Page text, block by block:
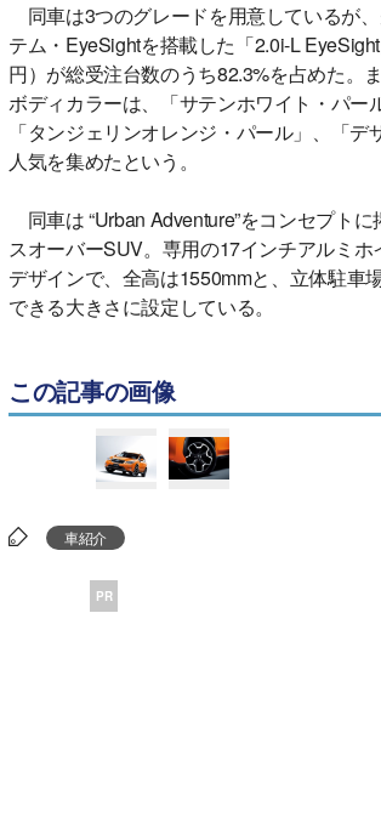
同車は3つのグレードを用意しているが
テム・EyeSightを搭載した「2.0i-L
円）が総受注台数のうち82.3%を占めた。
ボディカラーは、「サテンホワイト・パー
「タンジェリンオレンジ・パール」、「デ
人気を集めたという。
同車は “Urban Adventure”をコンセプト
スオーバーSUV。専用の17インチアルミホ
デザインで、全高は1550mmと、立体駐車
できる大きさに設定している。
この記事の画像
車紹介
PR